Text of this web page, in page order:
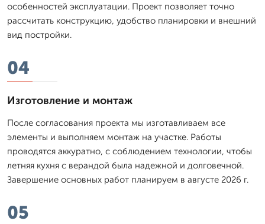
особенностей эксплуатации. Проект позволяет точно
рассчитать конструкцию, удобство планировки и внешний
вид постройки.
04
Изготовление и монтаж
После согласования проекта мы изготавливаем все
элементы и выполняем монтаж на участке. Работы
проводятся аккуратно, с соблюдением технологии, чтобы
летняя кухня с верандой была надежной и долговечной.
Завершение основных работ планируем в августе 2026 г.
05